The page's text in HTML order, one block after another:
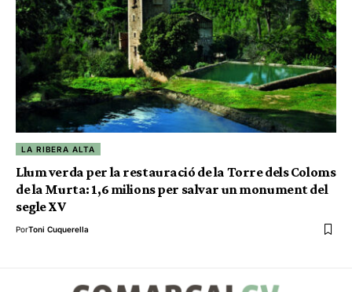
LA RIBERA ALTA
Llum verda per la restauració de la Torre dels Coloms
de la Murta: 1,6 milions per salvar un monument del
segle XV
PorToni Cuquerella